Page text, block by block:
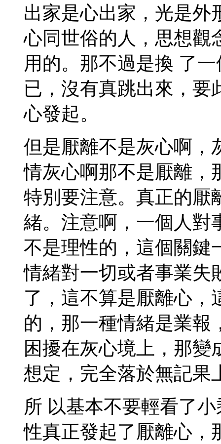
出家是心出家，光是外
心同世俗的人，思想觀
用的。那不過是換 了
已，沒有真跳出來，要
心發起。
但是厭離不是灰心啊，
情灰心啊那不是厭離，
特別要注意。真正的厭
緒。注意啊，一個人對
不是理性的，這個關鍵
情緒對一切或者事業失
了，這不算是厭離心，
的，那一種情緒是業報
困擾在灰心境上，那
想定，完全落於無記果
所 以基本不要輕看了
性真正發起了厭離心，